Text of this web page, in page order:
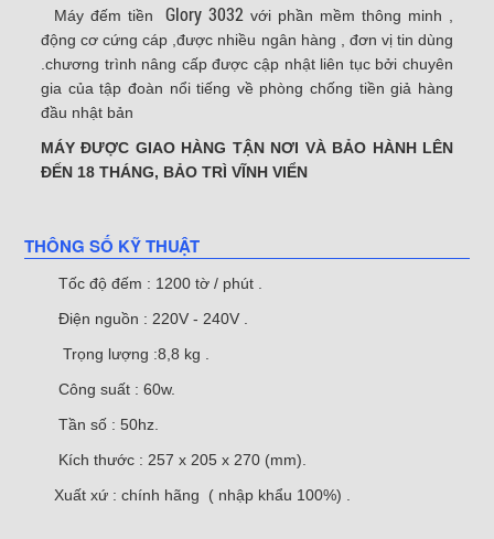
Máy đếm tiền Glory 3032 với phần mềm thông minh ,
động cơ cứng cáp ,được nhiều ngân hàng , đơn vị tin dùng
.chương trình nâng cấp được cập nhật liên tục bởi chuyên
gia của tập đoàn nổi tiếng về phòng chống tiền giả hàng
đầu nhật bản
MÁY ĐƯỢC GIAO HÀNG TẬN NƠI VÀ BẢO HÀNH LÊN
ĐẾN 18 THÁNG, BẢO TRÌ VĨNH VIỂN
THÔNG SỐ KỸ THUẬT
Tốc độ đếm : 1200 tờ / phút .
Điện nguồn : 220V - 240V .
Trọng lượng :8,8 kg .
Công suất : 60w.
Tần số : 50hz.
Kích thước : 257 x 205 x 270 (mm).
Xuất xứ : chính hãng ( nhập khẩu 100%) .